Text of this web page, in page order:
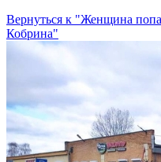
Вернуться к "Женщина
Кобрина"